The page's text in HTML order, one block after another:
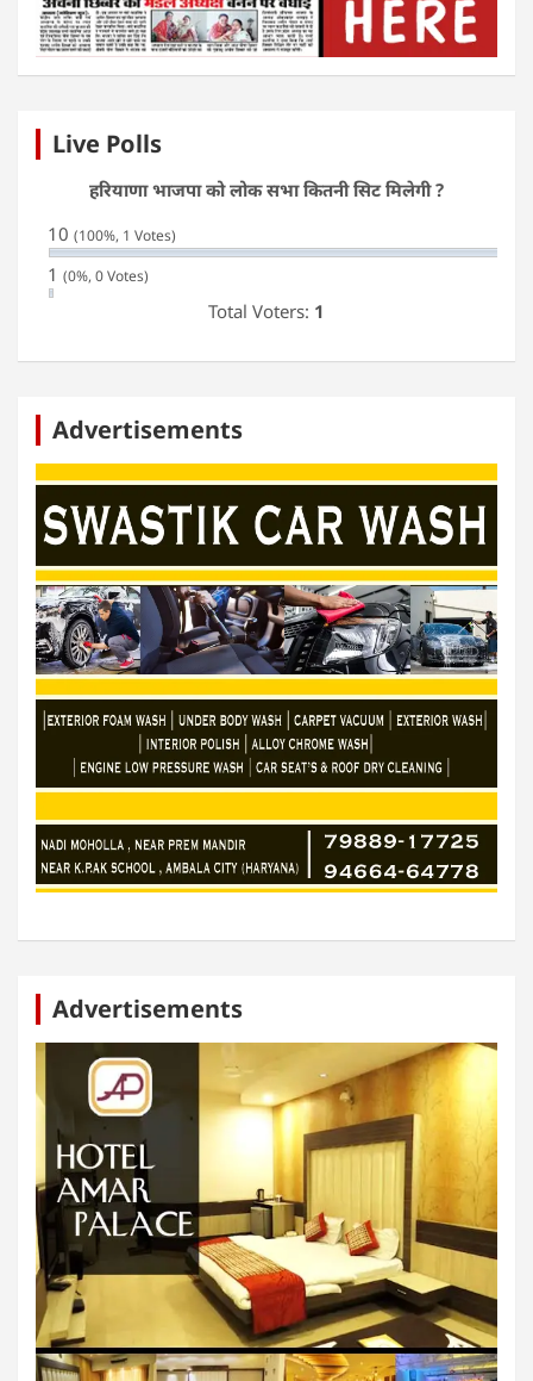
Live Polls
हरियाणा भाजपा को लोक सभा कितनी सिट मिलेगी ?
10 (100%, 1 Votes)
1 (0%, 0 Votes)
Total Voters: 1
Advertisements
Advertisements